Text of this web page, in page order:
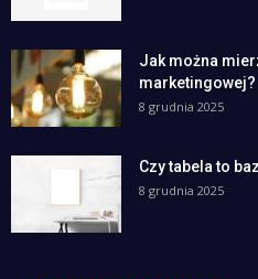
Jak można
marketingowej?
8 grudnia 2025
Czy tabela to
8 grudnia 2025